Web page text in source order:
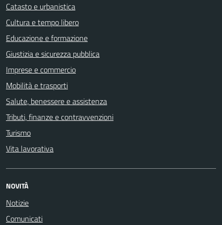
Catasto e urbanistica
Cultura e tempo libero
Educazione e formazione
Giustizia e sicurezza pubblica
Imprese e commercio
Mobilità e trasporti
Salute, benessere e assistenza
Tributi, finanze e contravvenzioni
Turismo
Vita lavorativa
NOVITÀ
Notizie
Comunicati